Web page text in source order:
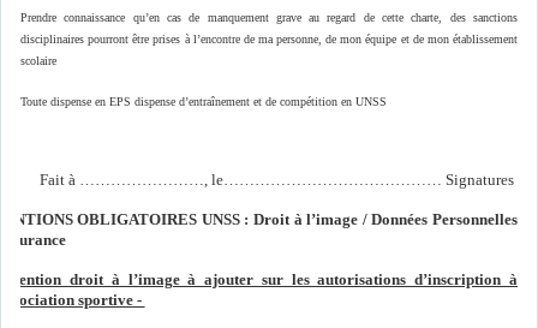
Prendre connaissance qu’en cas de manquement grave au regard de cette charte, des sanctions
disciplinaires pourront être prises à l’encontre de ma personne, de mon équipe et de mon établissement
scolaire
Toute dispense en EPS dispense d’entraînement et de compétition en UNSS
Fait à ……………………, le…………………………………… Signatures
OBLIGATOIRES UNSS : Droit à l’image / Données Personnelles
droit à l’image à ajouter sur les autorisations d’inscription à
sportive -